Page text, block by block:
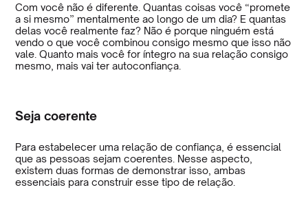
Com você não é diferente. Quantas coisas você “promete
a si mesmo” mentalmente ao longo de um dia? E quantas
delas você realmente faz? Não é porque ninguém está
vendo o que você combinou consigo mesmo que isso não
vale. Quanto mais você for íntegro na sua relação consigo
mesmo, mais vai ter autoconfiança.
Seja coerente
Para estabelecer uma relação de confiança, é essencial
que as pessoas sejam coerentes. Nesse aspecto,
existem duas formas de demonstrar isso, ambas
essenciais para construir esse tipo de relação.